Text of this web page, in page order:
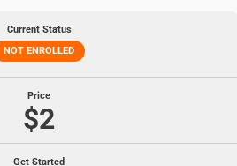
Current Status
NOT ENROLLED
Price
$2
Get Started